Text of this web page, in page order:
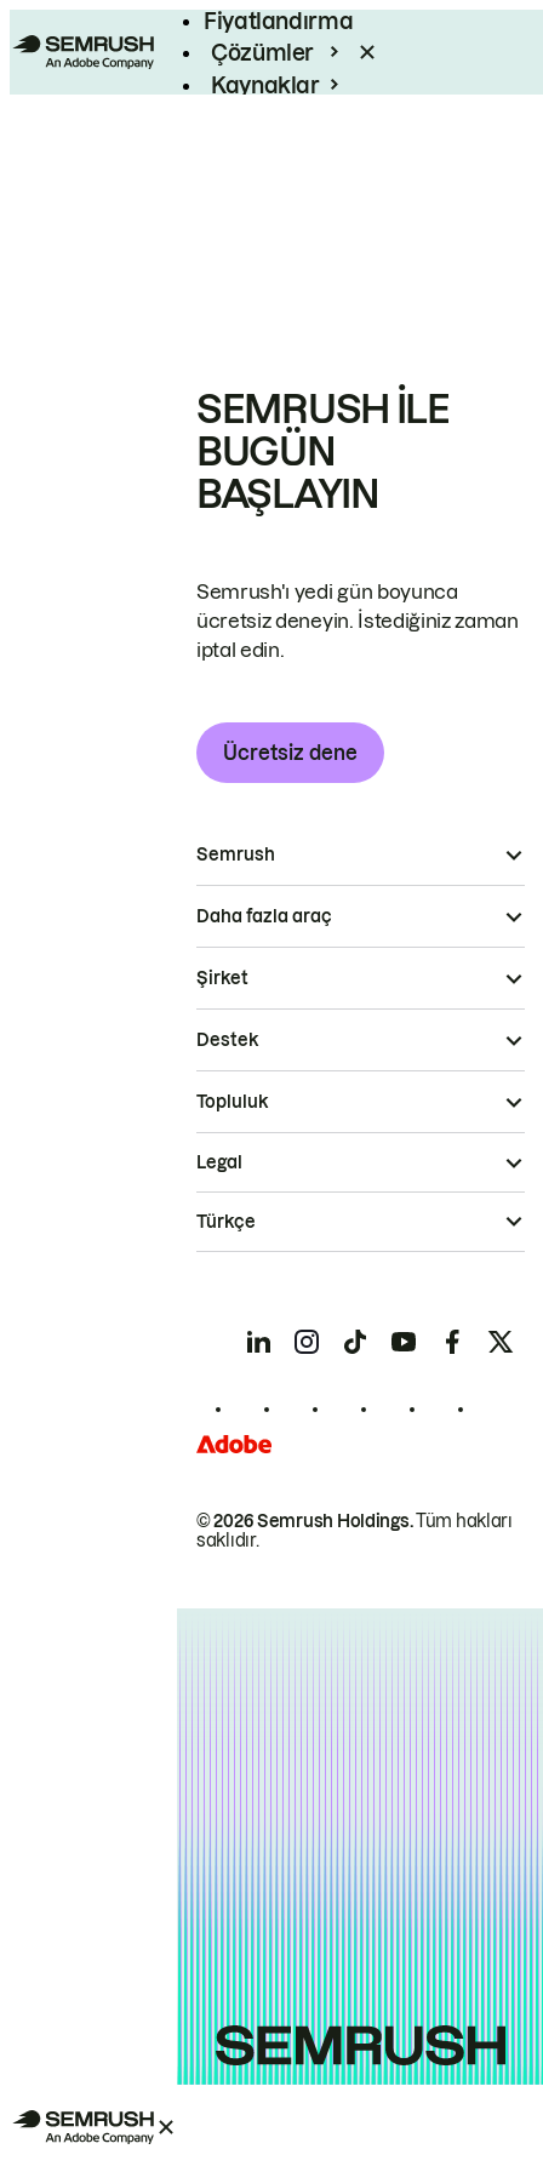
Fiyatlandırma
Çözümler
Kaynaklar
SEMRUSH ILE
BUGÜN
BAŞLAYIN
Semrush'ı yedi gün boyunca
ücretsiz deneyin. İstediğiniz zaman
iptal edin.
Ücretsiz dene
Semrush
Daha fazla araç
Şirket
Destek
Topluluk
© 2026 Semrush Holdings.Tüm hakları
saklıdır.
Legal
Türkçe